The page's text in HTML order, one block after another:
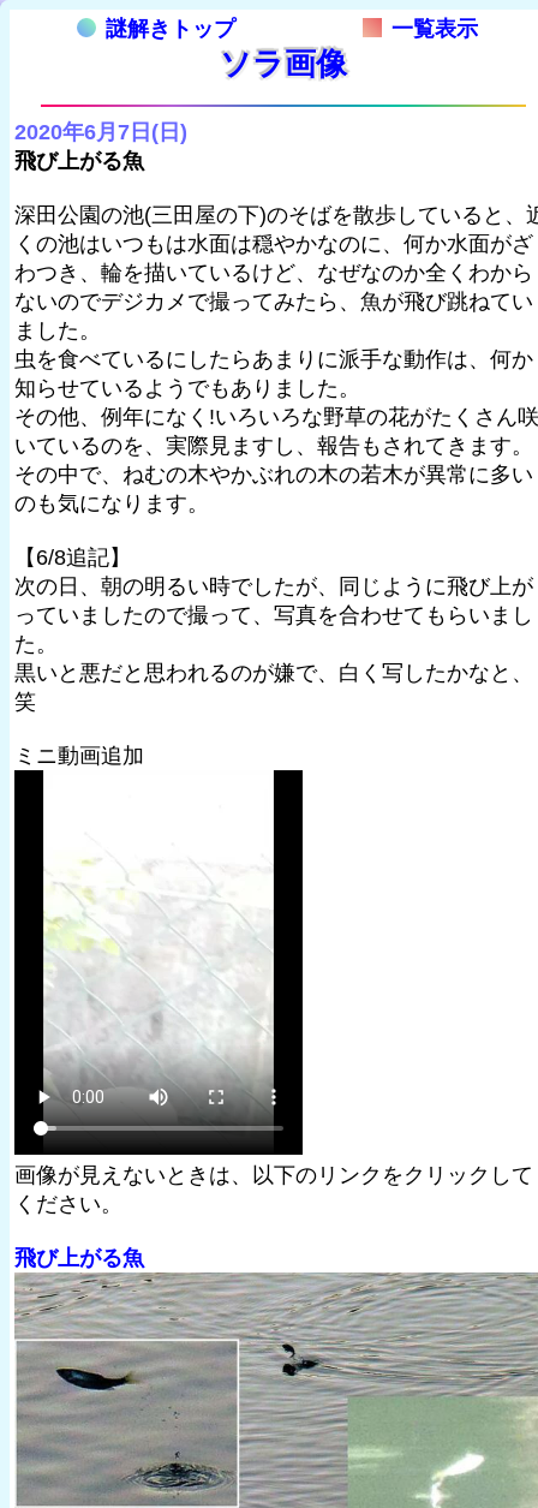
謎解きトップ 一覧表示
ソラ画像
2020年6月7日(日)
飛び上がる魚
深田公園の池(三田屋の下)のそばを散歩していると、
くの池はいつもは水面は穏やかなのに、何か水面がざ
わつき、輪を描いているけど、なぜなのか全くわから
ないのでデジカメで撮ってみたら、魚が飛び跳ねてい
ました。
虫を食べているにしたらあまりに派手な動作は、何か
知らせているようでもありました。
その他、例年になく!いろいろな野草の花がたくさん咲
いているのを、実際見ますし、報告もされてきます。
その中で、ねむの木やかぶれの木の若木が異常に多い
のも気になります。
【6/8追記】
次の日、朝の明るい時でしたが、同じように飛び上が
っていましたので撮って、写真を合わせてもらいまし
た。
黒いと悪だと思われるのが嫌で、白く写したかなと、
笑
ミニ動画追加
画像が見えないときは、以下のリンクをクリックして
ください。
飛び上がる魚